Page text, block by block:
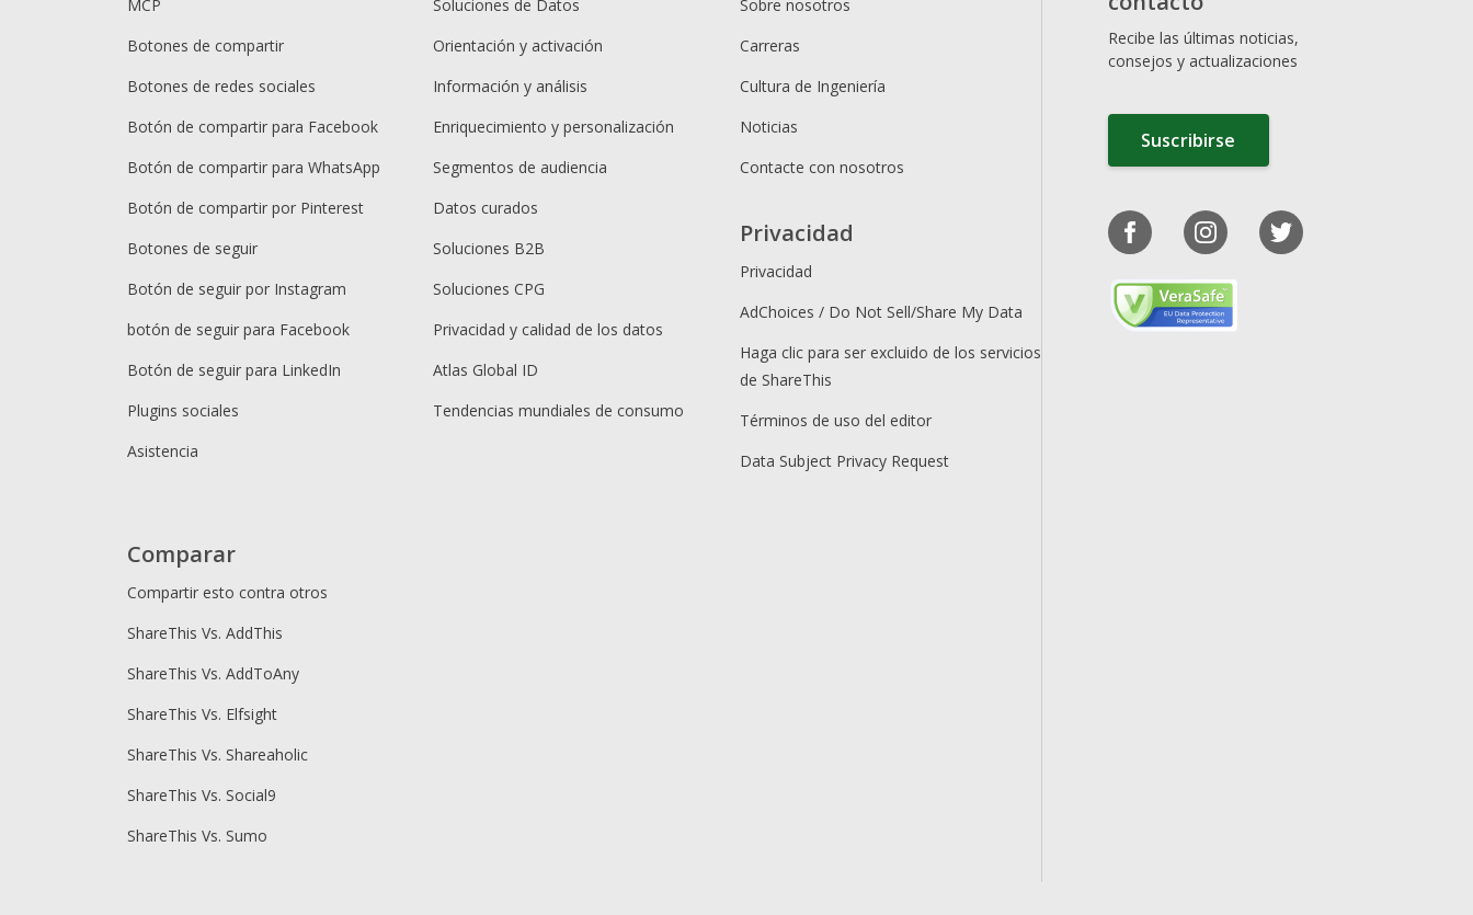
MCP
Botones de compartir
Botones de redes sociales
Botón de compartir para Facebook
Botón de compartir para WhatsApp
Botón de compartir por Pinterest
Botones de seguir
Botón de seguir por Instagram
botón de seguir para Facebook
Botón de seguir para LinkedIn
Plugins sociales
Asistencia
Soluciones de Datos
Orientación y activación
Información y análisis
Enriquecimiento y personalización
Segmentos de audiencia
Datos curados
Soluciones B2B
Soluciones CPG
Privacidad y calidad de los datos
Atlas Global ID
Tendencias mundiales de consumo
Sobre nosotros
Carreras
Cultura de Ingeniería
Noticias
Contacte con nosotros
Privacidad
Privacidad
AdChoices / Do Not Sell/Share My Data
Haga clic para ser excluido de los servicios
de ShareThis
Términos de uso del editor
Data Subject Privacy Request
Comparar
Compartir esto contra otros
ShareThis Vs. AddThis
ShareThis Vs. AddToAny
ShareThis Vs. Elfsight
ShareThis Vs. Shareaholic
ShareThis Vs. Social9
ShareThis Vs. Sumo
Recibe las últimas noticias,
consejos y actualizaciones
Suscribirse